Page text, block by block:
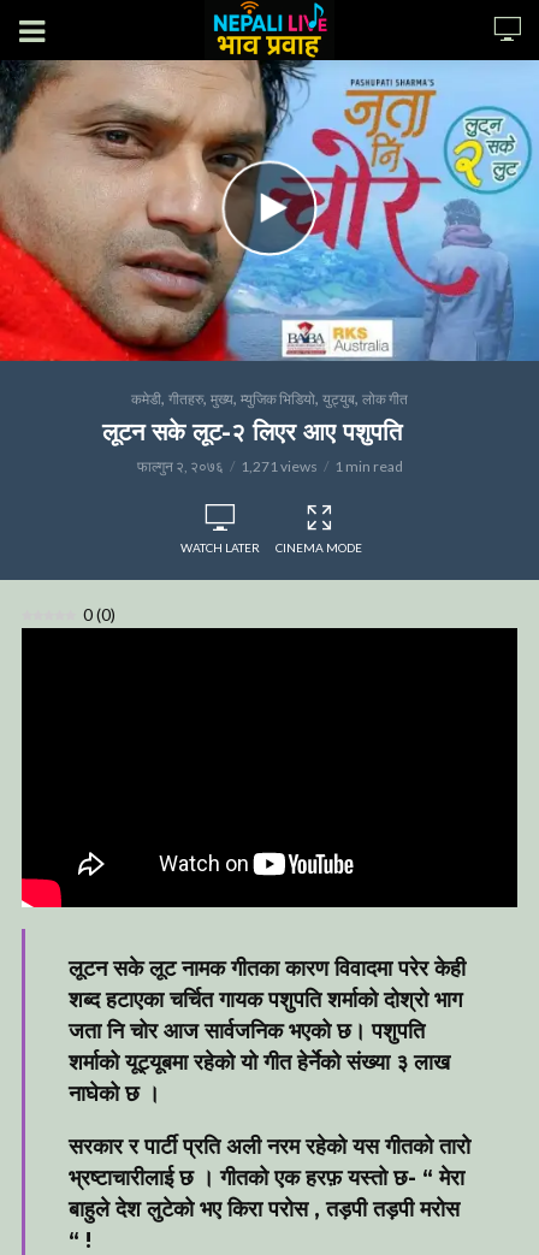
कमेडी, गीतहरु, मुख्य, म्युजिक भिडियो, युट्युब, लोक गीत
लूटन सके लूट-२ लिएर आए पशुपति
फाल्गुन २, २०७६ 1,271 views 1 min read
WATCH LATER CINEMA MODE
0(0)
लूटन सके लूट नामक गीतका कारण विवादमा परेर केही
शब्द हटाएका चर्चित गायक पशुपति शर्माको दोश्रो भाग
जता नि चोर आज सार्वजनिक भएको छ। पशुपति
शर्माको यूट्यूबमा रहेको यो गीत हेर्नेको संख्या ३ लाख
नाघेको छ ।
सरकार र पार्टी प्रति अली नरम रहेको यस गीतको तारो
भ्रष्टाचारीलाई छ । गीतको एक हरफ़ यस्तो छ- “ मेरा
बाहुले देश लुटेको भए किरा परोस , तड़पी तड़पी मरोस
“ !